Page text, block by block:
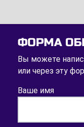
ФОРМА
Вы можете
или через эту
Ваше имя